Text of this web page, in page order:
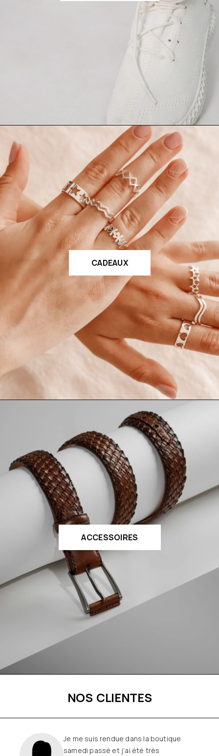
CADEAUX
ACCESSOIRES
NOS CLIENTES
Je me suis rendue dans la boutique
samedi passé et j’ai été très